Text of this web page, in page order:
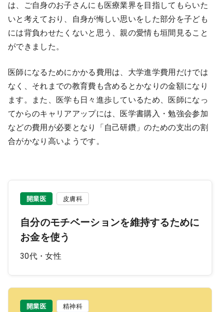
は、ご自身のお子さんにも医療業界を目指してもらいた
いと考えており、自身が悔しい思いをした部分を子ども
には背負わせたくないと思う、親の愛情も垣間見ること
ができました。
医師になるためにかかる費用は、大学進学費用だけでは
なく、それまでの教育費も含めるとかなりの金額になり
ます。また、医学も日々進歩しているため、医師になっ
てからのキャリアアップには、医学書購入・勉強会参加
などの費用が必要となり「自己研鑽」のための支出の割
合がかなり高いようです。
開業医 皮膚科
自分のモチベーションを維持するために
お金を使う
30代・女性
開業医 精神科